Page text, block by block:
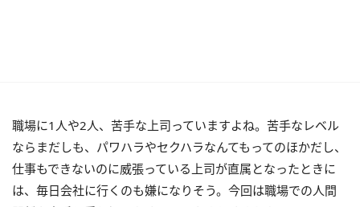
職場に1人や2人、苦手な上司っていますよね。苦手なレベル
ならまだしも、パワハラやセクハラなんてもってのほかだし、
仕事もできないのに威張っている上司が直属となったときに
は、毎日会社に行くのも嫌になりそう。今回は職場での人間